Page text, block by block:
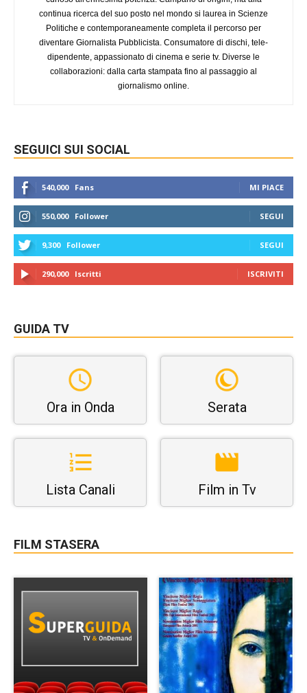
continua ricerca del suo posto nel mondo si laurea in Scienze
Politiche e contemporaneamente completa il percorso per
diventare Giornalista Pubblicista. Consumatore di dischi, tele-
dipendente, appassionato di cinema e serie tv. Diverse le
collaborazioni: dalla carta stampata fino al passaggio al
giornalismo online.
SEGUICI SUI SOCIAL
540,000 Fans MI PIACE
550,000 Follower SEGUI
9,300 Follower SEGUI
290,000 Iscritti ISCRIVITI
GUIDA TV
Ora in Onda Serata
Lista Canali Film in Tv
FILM STASERA